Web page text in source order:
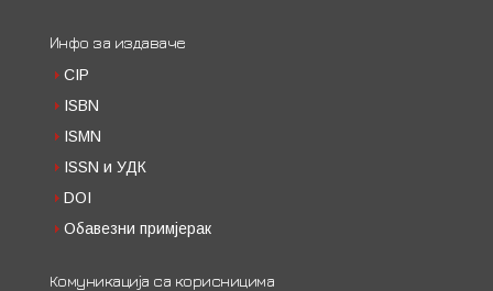
Инфо за издаваче
CIP
ISBN
ISMN
ISSN и УДК
DOI
Обавезни примјерак
Комуникација са корисницима